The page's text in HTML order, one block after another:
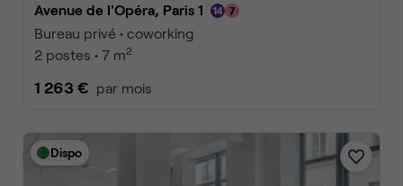
Avenue de l'Opéra, Paris 1
Bureau privé • coworking
2 postes • 7 m2
1 263 € par mois
Dispo